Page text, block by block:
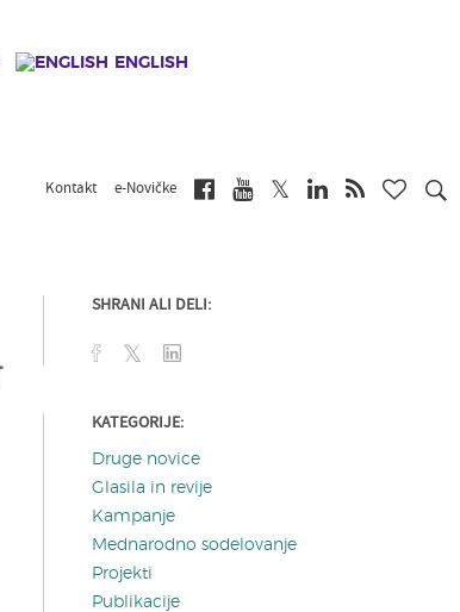
ENGLISH
Kontakt e-Novičke
SHRANI ALI DELI:
KATEGORIJE:
Druge novice
Glasila in revije
Kampanje
Mednarodno sodelovanje
Projekti
Publikacije